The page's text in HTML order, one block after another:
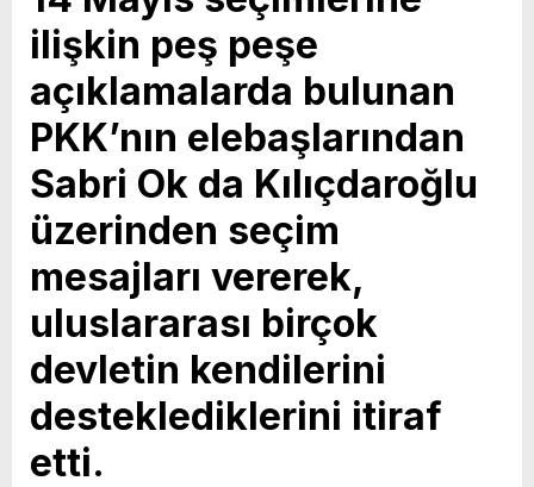
ilişkin peş peşe
açıklamalarda bulunan
PKK’nın elebaşlarından
Sabri Ok da Kılıçdaroğlu
üzerinden seçim
mesajları vererek,
uluslararası birçok
devletin kendilerini
desteklediklerini itiraf
etti.